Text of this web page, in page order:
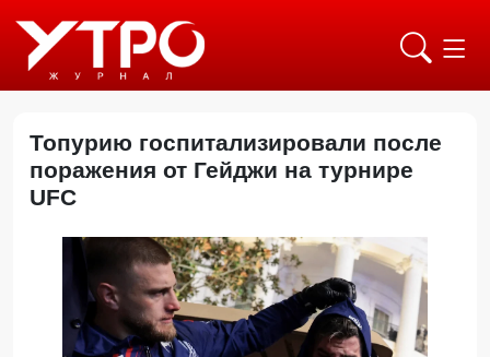
Топурию госпитализировали после
поражения от Гейджи на турнире
UFC